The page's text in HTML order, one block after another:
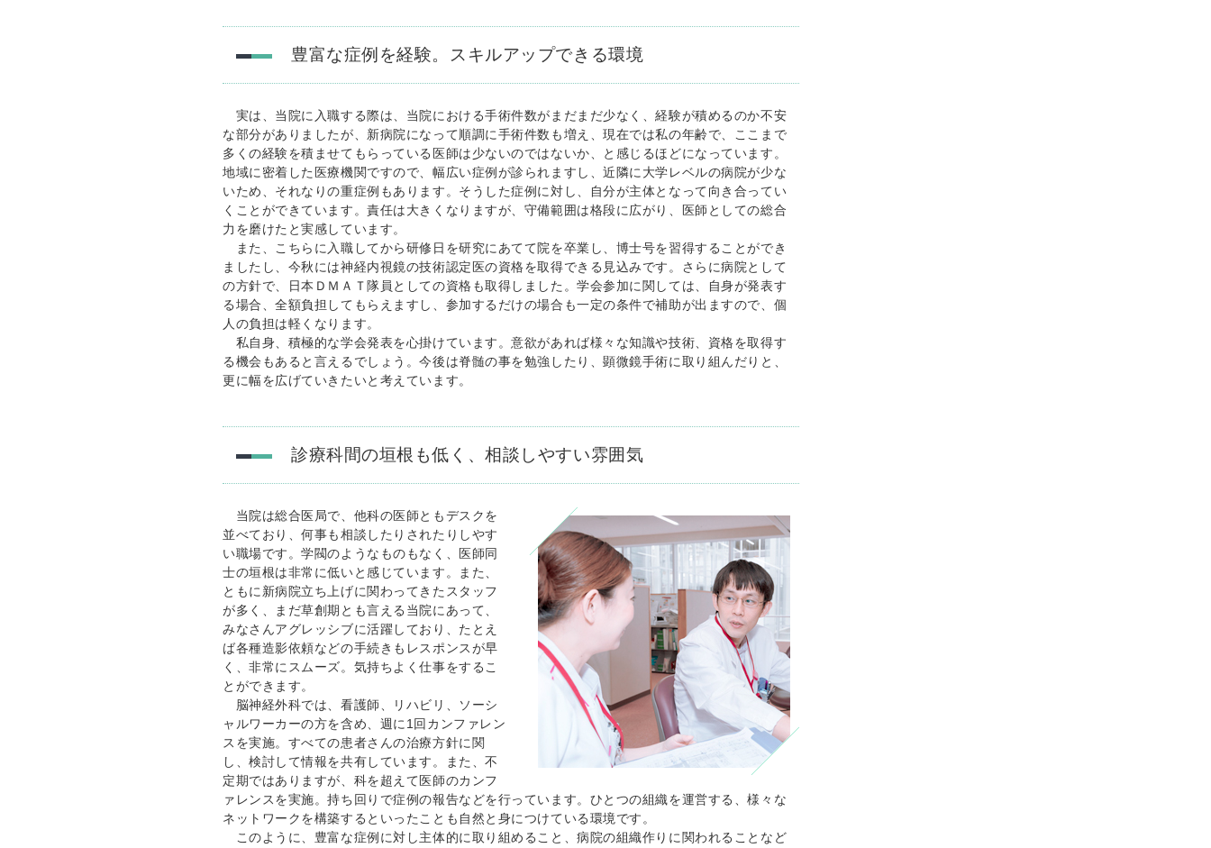
豊富な症例を経験。スキルアップできる環境
実は、当院に入職する際は、当院における手術件数がまだまだ少なく、経験が積めるのか不安
な部分がありましたが、新病院になって順調に手術件数も増え、現在では私の年齢で、ここまで
多くの経験を積ませてもらっている医師は少ないのではないか、と感じるほどになっています。
地域に密着した医療機関ですので、幅広い症例が診られますし、近隣に大学レベルの病院が少な
いため、それなりの重症例もあります。そうした症例に対し、自分が主体となって向き合ってい
くことができています。責任は大きくなりますが、守備範囲は格段に広がり、医師としての総合
力を磨けたと実感しています。
また、こちらに入職してから研修日を研究にあてて院を卒業し、博士号を習得することができ
ましたし、今秋には神経内視鏡の技術認定医の資格を取得できる見込みです。さらに病院として
の方針で、日本ＤＭＡＴ隊員としての資格も取得しました。学会参加に関しては、自身が発表す
る場合、全額負担してもらえますし、参加するだけの場合も一定の条件で補助が出ますので、個
人の負担は軽くなります。
私自身、積極的な学会発表を心掛けています。意欲があれば様々な知識や技術、資格を取得す
る機会もあると言えるでしょう。今後は脊髄の事を勉強したり、顕微鏡手術に取り組んだりと、
更に幅を広げていきたいと考えています。
診療科間の垣根も低く、相談しやすい雰囲気
当院は総合医局で、他科の医師ともデスクを
並べており、何事も相談したりされたりしやす
い職場です。学閥のようなものもなく、医師同
士の垣根は非常に低いと感じています。また、
ともに新病院立ち上げに関わってきたスタッフ
が多く、まだ草創期とも言える当院にあって、
みなさんアグレッシブに活躍しており、たとえ
ば各種造影依頼などの手続きもレスポンスが早
く、非常にスムーズ。気持ちよく仕事をするこ
とができます。
脳神経外科では、看護師、リハビリ、ソーシ
ャルワーカーの方を含め、週に1回カンファレン
スを実施。すべての患者さんの治療方針に関
し、検討して情報を共有しています。また、不
定期ではありますが、科を超えて医師のカンフ
ァレンスを実施。持ち回りで症例の報告などを行っています。ひとつの組織を運営する、様々な
ネットワークを構築するといったことも自然と身につけている環境です。
このように、豊富な症例に対し主体的に取り組めること、病院の組織作りに関われることなど